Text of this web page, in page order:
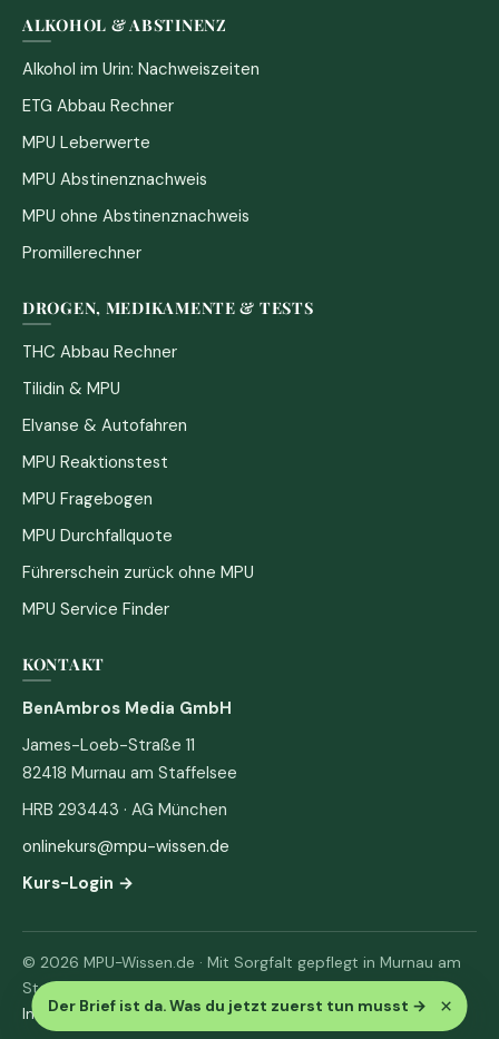
Der Brief ist da. Was du jetzt zuerst tun musst → ×
ALKOHOL & ABSTINENZ
Alkohol im Urin: Nachweiszeiten
ETG Abbau Rechner
MPU Leberwerte
MPU Abstinenznachweis
MPU ohne Abstinenznachweis
Promillerechner
DROGEN, MEDIKAMENTE & TESTS
THC Abbau Rechner
Tilidin & MPU
Elvanse & Autofahren
MPU Reaktionstest
MPU Fragebogen
MPU Durchfallquote
Führerschein zurück ohne MPU
MPU Service Finder
KONTAKT
BenAmbros Media GmbH
James-Loeb-Straße 11
82418 Murnau am Staffelsee
HRB 293443 · AG München
onlinekurs@mpu-wissen.de
Kurs-Login →
© 2026 MPU-Wissen.de · Mit Sorgfalt gepflegt in Murnau am
Staffelsee
Impressum· Datenschutz & AGB